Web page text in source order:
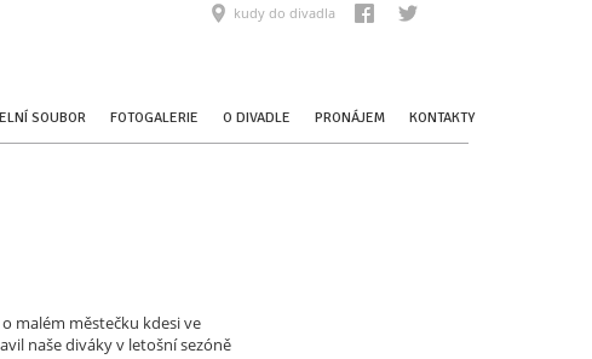
kudy do divadla
SOUBOR FOTOGALERIE O DIVADLE PRONÁJEM KONTAKTY
malém městečku kdesi ve
naše diváky v letošní sezóně